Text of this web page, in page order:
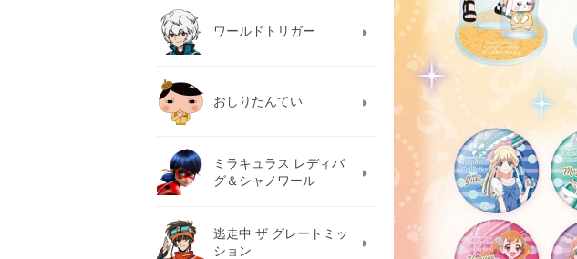
ワールドトリガー
おしりたんてい
ミラキュラス レディバ
グ＆シャノワール
逃走中 ザ グレートミッ
ション